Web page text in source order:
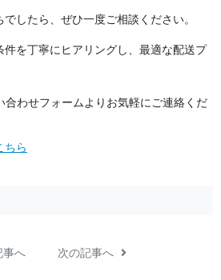
したら、ぜひ一度ご相談く だ さ い 。
を丁寧にヒアリングし、最適な配送プ
合わせフォームよりお気軽にご連絡くだ
ちら
事へ 次の記事へ